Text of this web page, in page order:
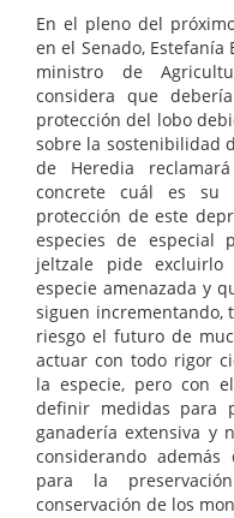
En el pleno del
en el Senado,
ministro de
considera que
protección del lobo
sobre la sostenibilidad
de Heredia
concrete cuál es su
protección de este
especies de especial
jeltzale pide
especie amenazada y
siguen incrementando,
riesgo el futuro de
actuar con todo rigor
la especie, pero con
definir medidas para
ganadería extensiva y
considerando
para la
conservación de los